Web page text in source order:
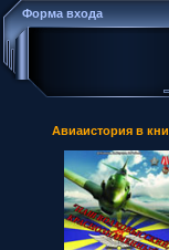
Форма входа
Авиаистория в